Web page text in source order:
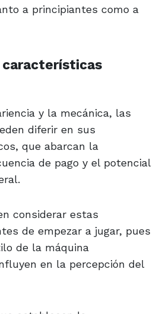
a principiantes como a
y la mecánica, las
diferir en sus
que abarcan la
de pago y el potencial
considerar estas
de empezar a jugar, pues
de la máquina
en la percepción del